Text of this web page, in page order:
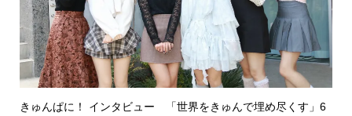
きゅんぱに！ インタビュー 「世界をきゅんで埋め尽くす」6